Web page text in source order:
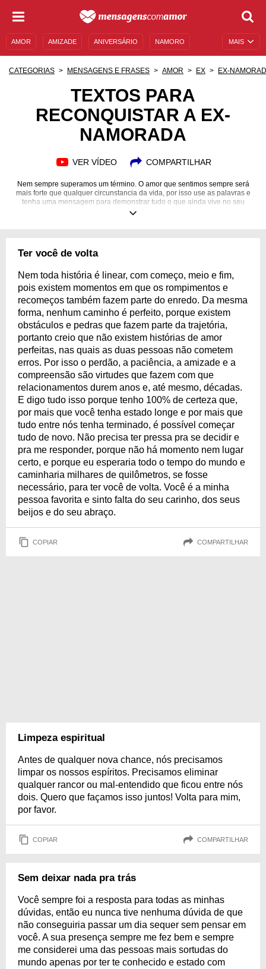
MAIS
AMOR AMIZADE ANIVERSÁRIO NAMORO
MENSAGENS E FRASES MENSAGENS DE ANIVERSÁRIO
FAMOSOS BÍBLIA
CATEGORIAS MENSAGENS E FRASES AMOR EX EX-
TEXTOS PARA
RECONQUISTAR A EX-
NAMORADA
VER VÍDEO COMPARTILHAR
Nem sempre superamos um término. O amor que sentimos sempre será
mais forte que qualquer circunstancia da vida, por isso use as palavras e
tenha uma mensagem para demonstrar tudo o que ainda vive no seu
coração e reconquiste a sua ex namorada!
Ter você de volta
Nem toda história é linear, com começo, meio e fim,
pois existem momentos em que os rompimentos e
recomeços também fazem parte do enredo. Da mesma
forma, nenhum caminho é perfeito, porque existem
obstáculos e pedras que fazem parte da trajetória,
portanto creio que não existem histórias de amor
perfeitas, nas quais as duas pessoas não cometem
erros. Por isso o perdão, a paciência, a amizade e a
compreensão são virtudes que fazem com que
relacionamentos durem anos e, até mesmo, décadas.
E digo tudo isso porque tenho 100% de certeza que,
por mais que você tenha estado longe e por mais que
tudo entre nós tenha terminado, é possível começar
tudo de novo. Não precisa ter pressa pra se decidir e
pra me responder, porque não há momento nem lugar
certo, e porque eu esperaria todo o tempo do mundo e
caminharia milhares de quilômetros, se fosse
necessário, para ter você de volta. Você é a minha
pessoa favorita e sinto falta do seu carinho, dos seus
beijos e do seu abraço.
COPIAR COMPARTILHAR
Limpeza espiritual
Antes de qualquer nova chance, nós precisamos
limpar os nossos espíritos. Precisamos eliminar
qualquer rancor ou mal-entendido que ficou entre nós
dois. Quero que façamos isso juntos! Volta para mim,
por favor.
COPIAR COMPARTILHAR
Sem deixar nada pra trás
Você sempre foi a resposta para todas as minhas
dúvidas, então eu nunca tive nenhuma dúvida de que
não conseguiria passar um dia sequer sem pensar em
você. A sua presença sempre me fez bem e sempre
me considerei uma das pessoas mais sortudas do
mundo apenas por ter te conhecido e estado com